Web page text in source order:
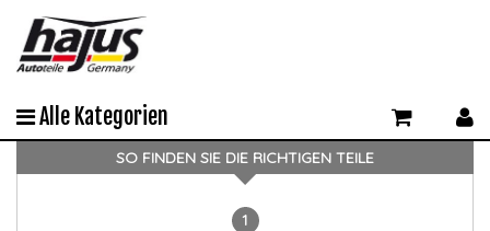
Alle Kategorien
SO FINDEN SIE DIE RICHTIGEN TEILE
1